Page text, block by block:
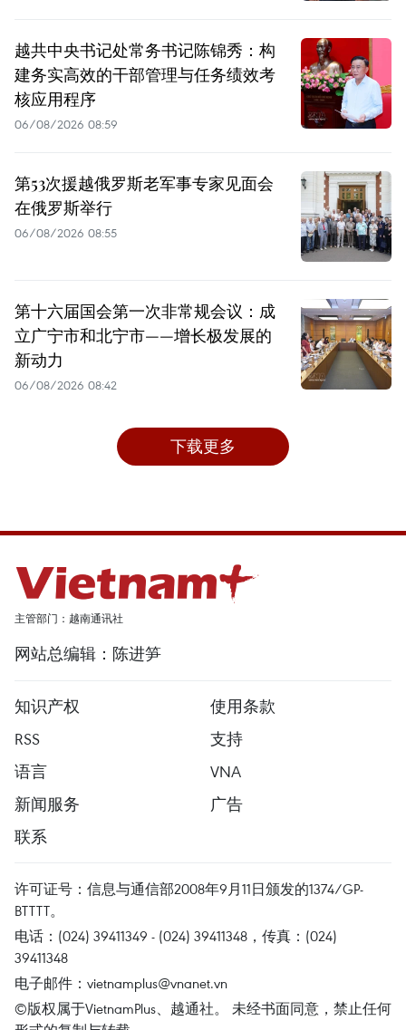
越共中央书记处常务书记陈锦秀：构
建务实高效的干部管理与任务绩效考
核应用程序
06/08/2026 08:59
第53次援越俄罗斯老军事专家见面会
在俄罗斯举行
06/08/2026 08:55
第十六届国会第一次非常规会议：成
立广宁市和北宁市——增长极发展的
新动力
06/08/2026 08:42
下载更多
主管部门：越南通讯社
网站总编辑：陈进笋
知识产权
使用条款
RSS
支持
语言
VNA
新闻服务
广告
联系
许可证号：信息与通信部2008年9月11日颁发的1374/GP-
BTTTT。
电话：(024) 39411349 - (024) 39411348，传真：(024)
39411348
电子邮件： vietnamplus@vnanet.vn
©版权属于VietnamPlus、越通社。 未经书面同意，禁止任何